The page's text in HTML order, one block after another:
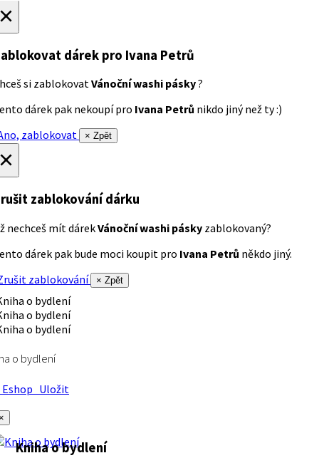
dárek pro Ivana Petrů
si zablokovatVánoční washi pásky?
dárek pak nekoupí pro Ivana Petrů nikdo jiný než ty :)
zablokovat
× Zpět
zablokování dárku
nechceš mít dárekVánoční washi pásky zablokovaný?
dárek pak bude moci koupit pro Ivana Petrů někdo jiný.
zablokování
× Zpět
o bydlení
Uložit
Kniha o bydlení